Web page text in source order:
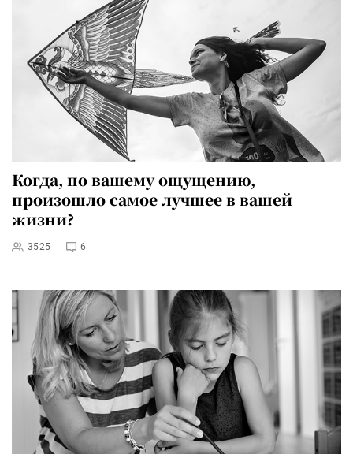
Когда, по вашему ощущению,
произошло самое лучшее в вашей
жизни?
3525 6